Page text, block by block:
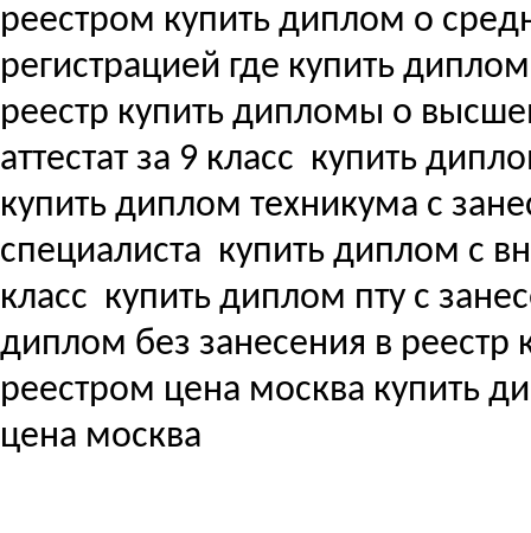
реестром купить диплом о
регистрацией где купить
реестр купить дипломы о
аттестат за 9 класс купить
купить диплом техникума с
специалиста купить диплом с
класс купить диплом пту с
диплом без занесения в реестр
реестром цена москва купить
цена москва